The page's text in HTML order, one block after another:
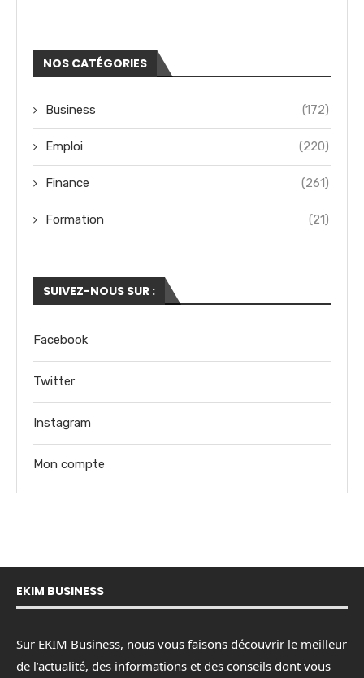
NOS CATÉGORIES
Business (172)
Emploi (220)
Finance (261)
Formation (21)
SUIVEZ-NOUS SUR :
Facebook
Twitter
Instagram
Mon compte
EKIM BUSINESS
Sur EKIM Business, nous vous faisons découvrir le meilleur
de l’actualité, des informations et des conseils dont vous